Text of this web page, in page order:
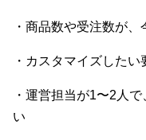
・商品数や受注数が
・カスタマイズした
・運営担当が1〜2人
い